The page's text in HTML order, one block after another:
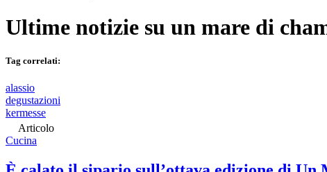
Ultime notizie su un mare di
Tag correlati:
alassio
degustazioni
kermesse
Articolo
Cucina